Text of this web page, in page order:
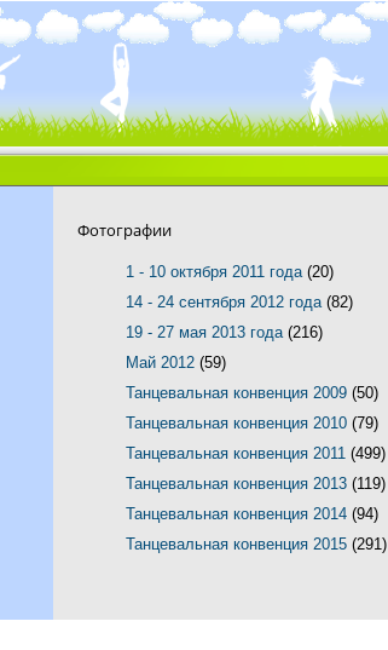
Фотографии
1 - 10 октября 2011 года (20)
14 - 24 сентября 2012 года (82)
19 - 27 мая 2013 года (216)
Май 2012 (59)
Танцевальная конвенция 2009 (50)
Танцевальная конвенция 2010 (79)
Танцевальная конвенция 2011 (499)
Танцевальная конвенция 2013 (119)
Танцевальная конвенция 2014 (94)
Танцевальная конвенция 2015 (291)